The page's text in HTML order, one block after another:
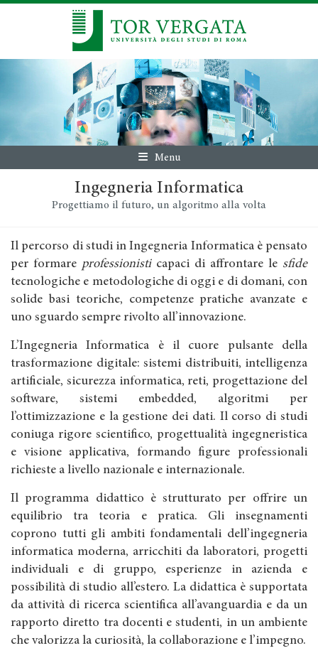
Menu
Ingegneria Informatica
Progettiamo il futuro, un algoritmo alla volta
Il percorso di studi in Ingegneria Informatica è pensato
per formare professionisticapaci di affrontare le sfide
tecnologiche e metodologiche di oggi e di domani, con
solide basi teoriche, competenze pratiche avanzate e
uno sguardo sempre rivolto all’innovazione.
L’Ingegneria Informatica è il cuore pulsante della
trasformazione digitale: sistemi distribuiti, intelligenza
artificiale, sicurezza informatica, reti, progettazione del
software, sistemi embedded, algoritmi per
l’ottimizzazione e la gestione dei dati. Il corso di studi
coniuga rigore scientifico, progettualità ingegneristica
e visione applicativa, formando figure professionali
richieste a livello nazionale e internazionale.
Il programma didattico è strutturato per offrire un
equilibrio tra teoria e pratica. Gli insegnamenti
coprono tutti gli ambiti fondamentali dell’ingegneria
informatica moderna, arricchiti da laboratori, progetti
individuali e di gruppo, esperienze in azienda e
possibilità di studio all’estero. La didattica è supportata
da attività di ricerca scientifica all’avanguardia e da un
rapporto diretto tra docenti e studenti, in un ambiente
che valorizza la curiosità, la collaborazione e l’impegno.